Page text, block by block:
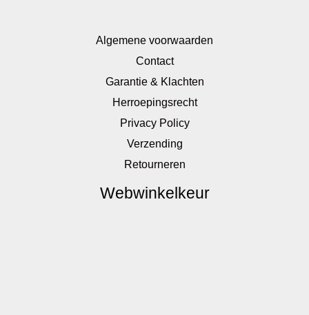
Algemene voorwaarden
Contact
Garantie & Klachten
Herroepingsrecht
Privacy Policy
Verzending
Retourneren
Webwinkelkeur